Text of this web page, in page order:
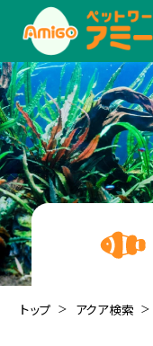
トップ アクア検索